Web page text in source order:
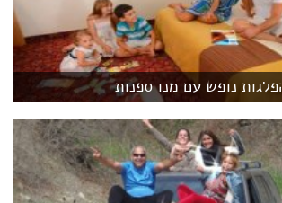
נופש עם מנו ספנות